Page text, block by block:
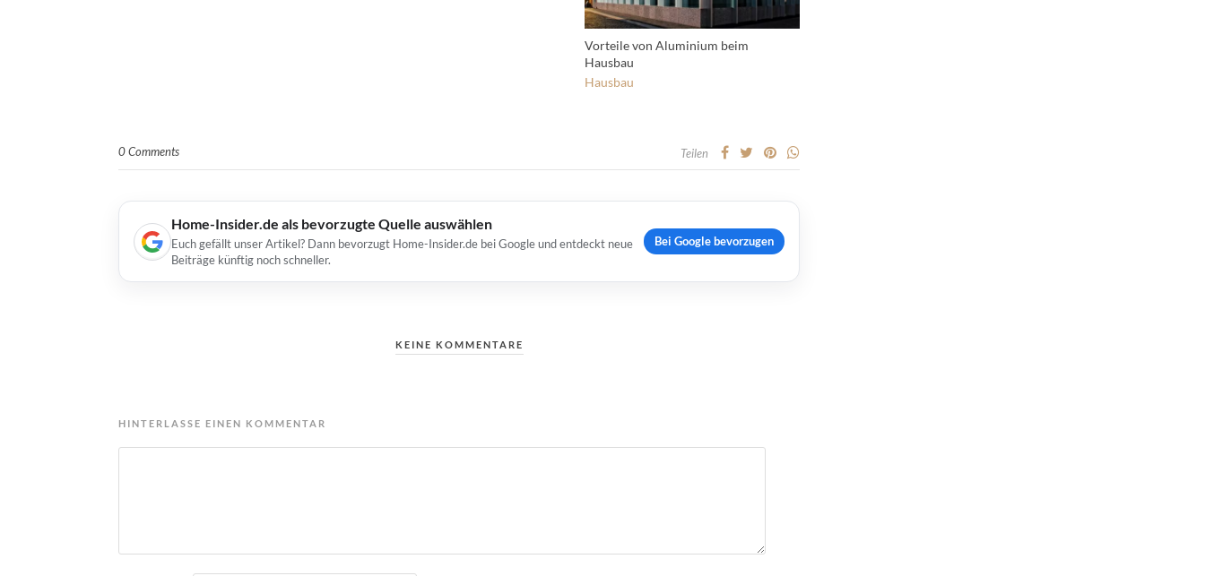
Vorteile von Aluminium beim
Hausbau
Hausbau
0 Comments Teilen
Home-Insider.de als bevorzugte Quelle auswählen
Euch gefällt unser Artikel? Dann bevorzugt Home-Insider.de bei Google und entdeckt neue
Beiträge künftig noch schneller.
Bei Google bevorzugen
KEINE KOMMENTARE
HINTERLASSE EINEN KOMMENTAR